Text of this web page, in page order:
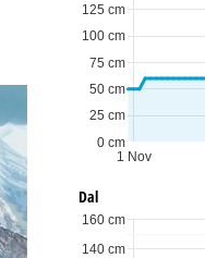
1 Nov
0 cm
25 cm
50 cm
75 cm
100 cm
125 cm
Dal
140 cm
160 cm